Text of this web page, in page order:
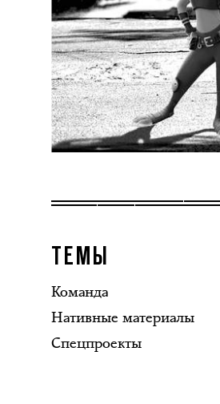
ТЕМЫ
Команда
Нативные материалы
Спецпроекты